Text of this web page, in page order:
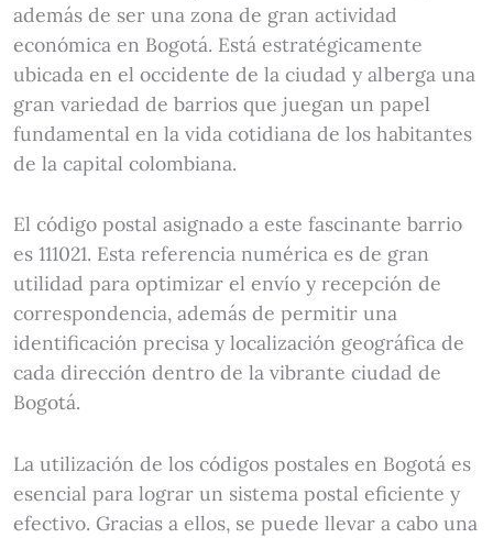
además de ser una zona de gran actividad
económica en Bogotá. Está estratégicamente
ubicada en el occidente de la ciudad y alberga una
gran variedad de barrios que juegan un papel
fundamental en la vida cotidiana de los habitantes
de la capital colombiana.
El código postal asignado a este fascinante barrio
es 111021. Esta referencia numérica es de gran
utilidad para optimizar el envío y recepción de
correspondencia, además de permitir una
identificación precisa y localización geográfica de
cada dirección dentro de la vibrante ciudad de
Bogotá.
La utilización de los códigos postales en Bogotá es
esencial para lograr un sistema postal eficiente y
efectivo. Gracias a ellos, se puede llevar a cabo una